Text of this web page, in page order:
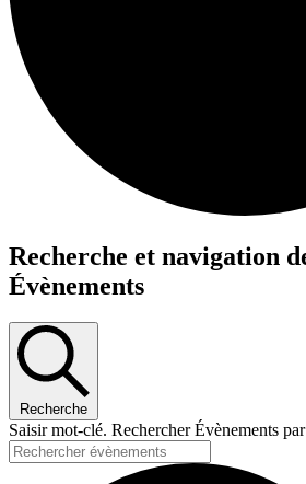
Recherche et navigation
Évènements
Recherche
Saisir mot-clé. Rechercher Évènements